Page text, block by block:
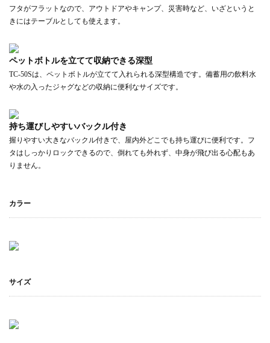
フタがフラットなので、アウトドアやキャンプ、災害時など、いざというと
きにはテーブルとしても使えます。
ペットボトルを立てて収納できる深型
TC-50Sは、ペットボトルが立てて入れられる深型構造です。備蓄用の飲料水
や水の入ったジャグなどの収納に便利なサイズです。
持ち運びしやすいバックル付き
握りやすい大きなバックル付きで、屋内外どこでも持ち運びに便利です。フ
タはしっかりロックできるので、倒れても外れず、中身が飛び出る心配もあ
りません。
カラー
サイズ